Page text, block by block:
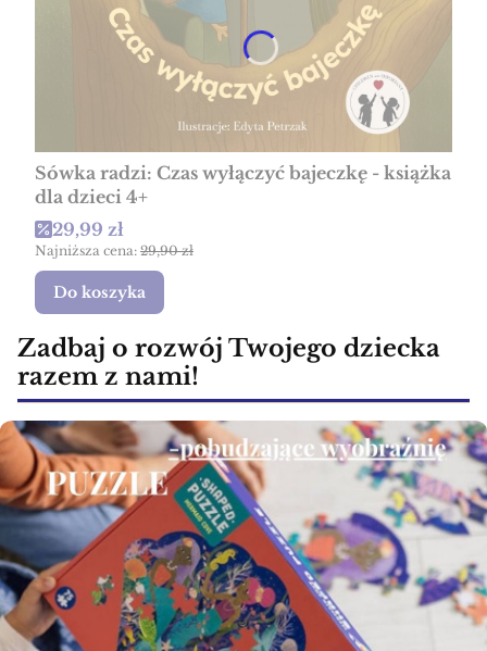
Sówka radzi: Czas wyłączyć bajeczkę - książka
dla dzieci 4+
Cena promocyjna
29,99 zł
Najniższa cena: 29,90 zł
Do koszyka
Zadbaj o rozwój Twojego dziecka
razem z nami!